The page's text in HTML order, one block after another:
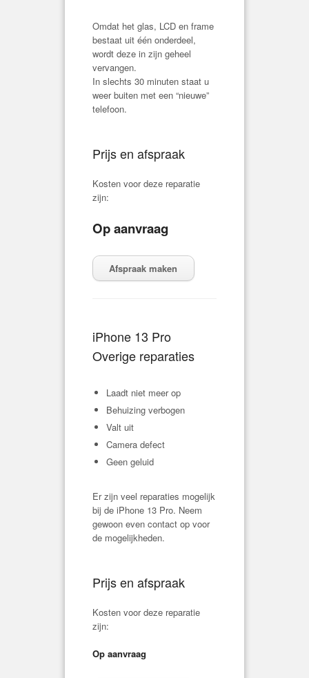
Omdat het glas, LCD en frame
bestaat uit één onderdeel,
wordt deze in zijn geheel
vervangen.
In slechts 30 minuten staat u
weer buiten met een “nieuwe”
telefoon.
Prijs en afspraak
Kosten voor deze reparatie
zijn:
Op aanvraag
Afspraak maken
iPhone 13 Pro
Overige reparaties
Laadt niet meer op
Behuizing verbogen
Valt uit
Camera defect
Geen geluid
Er zijn veel reparaties mogelijk
bij de iPhone 13 Pro. Neem
gewoon even contact op voor
de mogelijkheden.
Prijs en afspraak
Kosten voor deze reparatie
zijn:
Op aanvraag